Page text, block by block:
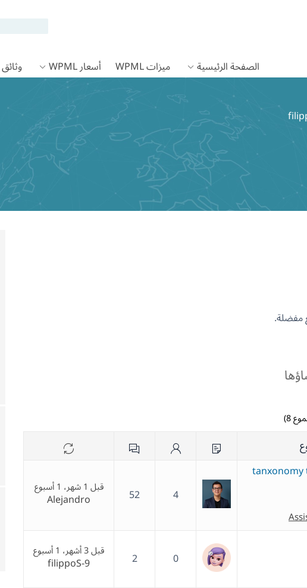
الصفحة الرئيسية
ميزات WPML أسعار WPML وثائق WPML
مفضلة.
4
52 قبل 1 شهر، 1 أسبوع
Alejandro
0
2 قبل 3 أشهر، 1 أسبوع
filippoS-9